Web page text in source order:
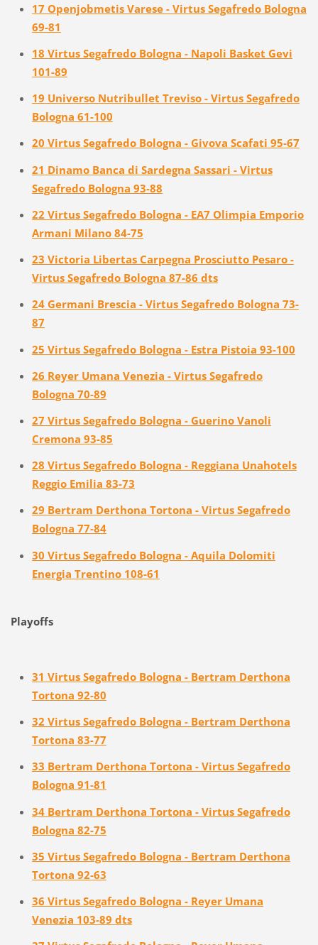
17 Openjobmetis Varese - Virtus Segafredo Bologna
69-81
18 Virtus Segafredo Bologna - Napoli Basket Gevi
101-89
19 Universo Nutribullet Treviso - Virtus Segafredo
Bologna 61-100
20 Virtus Segafredo Bologna - Givova Scafati 95-67
21 Dinamo Banca di Sardegna Sassari - Virtus
Segafredo Bologna 93-88
22 Virtus Segafredo Bologna - EA7 Olimpia Emporio
Armani Milano 84-75
23 Victoria Libertas Carpegna Prosciutto Pesaro -
Virtus Segafredo Bologna 87-86 dts
24 Germani Brescia - Virtus Segafredo Bologna 73-
87
25 Virtus Segafredo Bologna - Estra Pistoia 93-100
26 Reyer Umana Venezia - Virtus Segafredo
Bologna 70-89
27 Virtus Segafredo Bologna - Guerino Vanoli
Cremona 93-85
28 Virtus Segafredo Bologna - Reggiana Unahotels
Reggio Emilia 83-73
29 Bertram Derthona Tortona - Virtus Segafredo
Bologna 77-84
30 Virtus Segafredo Bologna - Aquila Dolomiti
Energia Trentino 108-61
Playoffs
31 Virtus Segafredo Bologna - Bertram Derthona
Tortona 92-80
32 Virtus Segafredo Bologna - Bertram Derthona
Tortona 83-77
33 Bertram Derthona Tortona - Virtus Segafredo
Bologna 91-81
34 Bertram Derthona Tortona - Virtus Segafredo
Bologna 82-75
35 Virtus Segafredo Bologna - Bertram Derthona
Tortona 92-63
36 Virtus Segafredo Bologna - Reyer Umana
Venezia 103-89 dts